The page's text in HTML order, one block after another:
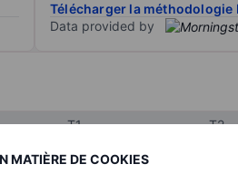
MATIÈRE DE COOKIES
Télécharger la méthodologie
Data provided by
T1 T2